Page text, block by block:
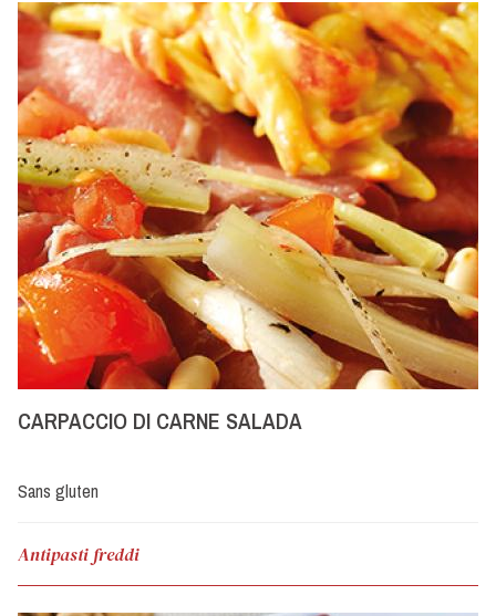
CARPACCIO DI CARNE SALADA
Sans gluten
Antipasti freddi